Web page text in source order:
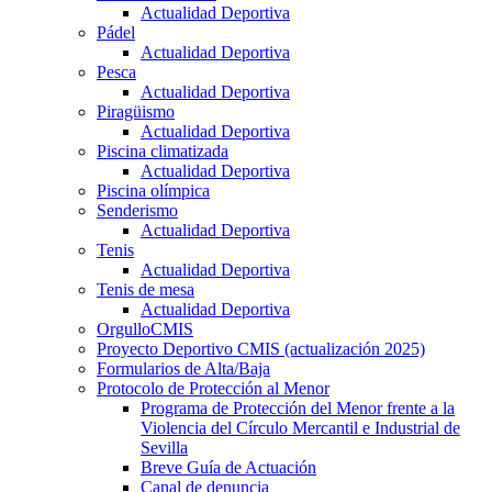
Actualidad Deportiva
Pádel
Actualidad Deportiva
Pesca
Actualidad Deportiva
Piragüismo
Actualidad Deportiva
Piscina climatizada
Actualidad Deportiva
Piscina olímpica
Senderismo
Actualidad Deportiva
Tenis
Actualidad Deportiva
Tenis de mesa
Actualidad Deportiva
OrgulloCMIS
Proyecto Deportivo CMIS (actualización 2025)
Formularios de Alta/Baja
Protocolo de Protección al Menor
Programa de Protección del Menor frente a la
Violencia del Círculo Mercantil e Industrial de
Sevilla
Breve Guía de Actuación
Canal de denuncia